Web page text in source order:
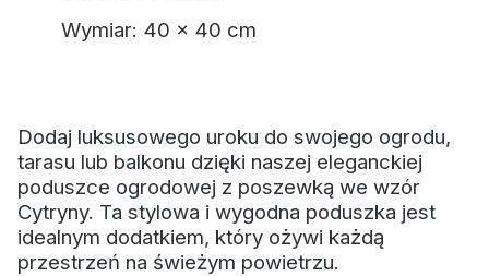
Wymiar: 40 x 40 cm
Dodaj luksusowego uroku do swojego ogrodu,
tarasu lub balkonu dzięki naszej eleganckiej
poduszce ogrodowej z poszewką we wzór
Cytryny. Ta stylowa i wygodna poduszka jest
idealnym dodatkiem, który ożywi każdą
przestrzeń na świeżym powietrzu.